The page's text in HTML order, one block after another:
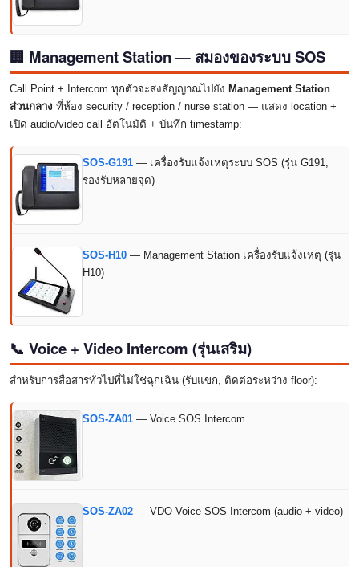
🏢 Management Station — สมองของระบบ SOS
Call Point + Intercom ทุกตัวจะส่งสัญญาณไปยัง Management Station
ส่วนกลาง ที่ห้อง security / reception / nurse station — แสดง location +
เปิด audio/video call อัตโนมัติ + บันทึก timestamp:
SOS-G191 — เครื่องรับแจ้งเหตุระบบ SOS (รุ่น G191,
รองรับหลายจุด)
SOS-H10 — Management Station เครื่องรับแจ้งเหตุ (รุ่น
H10)
📞 Voice + Video Intercom (รุ่นเสริม)
สำหรับการสื่อสารทั่วไปที่ไม่ใช่ฉุกเฉิน (รับแขก, ติดต่อระหว่าง floor):
SOS-ZA01 — Voice SOS Intercom
SOS-ZA02 — VDO Voice SOS Intercom (audio + video)